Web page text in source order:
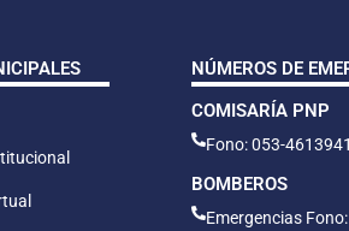
NÚMEROS DE
COMISARÍA PNP
Fono: 053-4613941
BOMBEROS
Emergencias